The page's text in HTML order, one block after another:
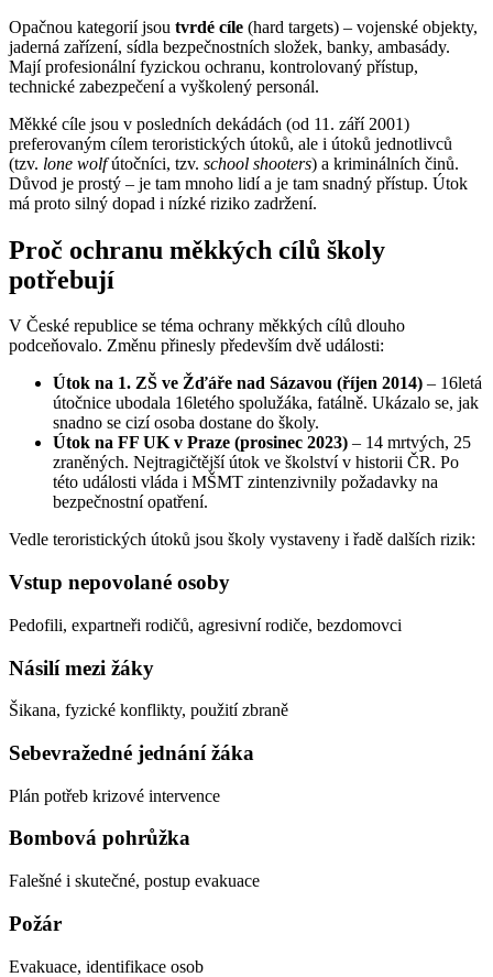
Opačnou kategorií jsou tvrdé cíle (hard targets) – vojenské objekty,
jaderná zařízení, sídla bezpečnostních složek, banky, ambasády.
Mají profesionální fyzickou ochranu, kontrolovaný přístup,
technické zabezpečení a vyškolený personál.
Měkké cíle jsou v posledních dekádách (od 11. září 2001)
preferovaným cílem teroristických útoků, ale i útoků jednotlivců
(tzv. lone wolfútočníci, tzv. school shooters) a kriminálních činů.
Důvod je prostý – je tam mnoho lidí a je tam snadný přístup. Útok
má proto silný dopad i nízké riziko zadržení.
Proč ochranu měkkých cílů školy
potřebují
V České republice se téma ochrany měkkých cílů dlouho
podceňovalo. Změnu přinesly především dvě události:
Útok na 1. ZŠ ve Žďáře nad Sázavou (říjen 2014) – 16letá
útočnice ubodala 16letého spolužáka, fatálně. Ukázalo se, jak
snadno se cizí osoba dostane do školy.
Útok na FF UK v Praze (prosinec 2023) – 14 mrtvých, 25
zraněných. Nejtragičtější útok ve školství v historii ČR. Po
této události vláda i MŠMT zintenzivnily požadavky na
bezpečnostní opatření.
Vedle teroristických útoků jsou školy vystaveny i řadě dalších rizik:
Vstup nepovolané osoby
Pedofili, expartneři rodičů, agresivní rodiče, bezdomovci
Násilí mezi žáky
Šikana, fyzické konflikty, použití zbraně
Sebevražedné jednání žáka
Plán potřeb krizové intervence
Bombová pohrůžka
Falešné i skutečné, postup evakuace
Požár
Evakuace, identifikace osob